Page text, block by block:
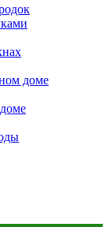
доме